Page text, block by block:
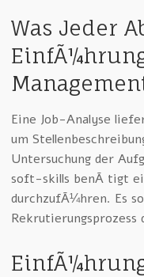
Was Jeder
Eine Job-Analyse
um
Untersuchung der
soft-skills benÃ¶tigt
durchzufÃ¼hren. Es